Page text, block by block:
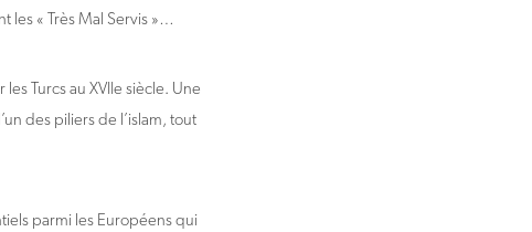
les « Très Mal Servis »…
Turcs au XVIIe siècle. Une
des piliers de l’islam, tout
parmi les Européens qui